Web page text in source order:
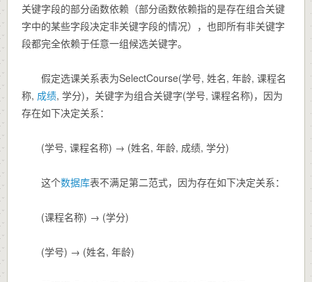
关键字段的部分函数依赖（部分函数依赖指的是存在组合关键
字中的某些字段决定非关键字段的情况），也即所有非关键字
段都完全依赖于任意一组候选关键字。
假定选课关系表为SelectCourse(学号, 姓名, 年龄, 课程名
称, 成绩, 学分)，关键字为组合关键字(学号, 课程名称)，因为
存在如下决定关系：
(学号, 课程名称) → (姓名, 年龄, 成绩, 学分)
这个数据库表不满足第二范式，因为存在如下决定关系：
(课程名称) → (学分)
(学号) → (姓名, 年龄)